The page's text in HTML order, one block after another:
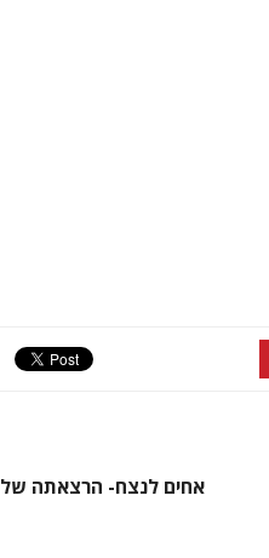
אחים לנצח- הרצאתה של